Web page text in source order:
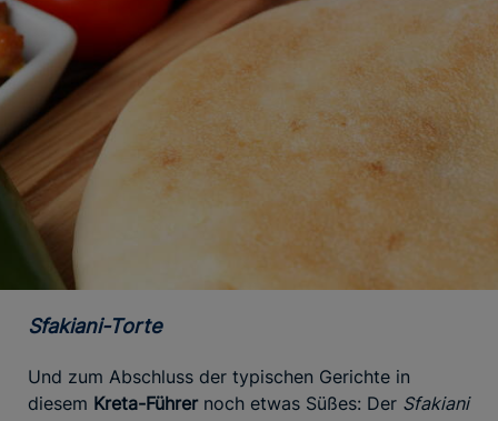
Sfakiani-Torte
Und zum Abschluss der typischen Gerichte in
diesem Kreta-Führernoch etwas Süßes: Der Sfakiani